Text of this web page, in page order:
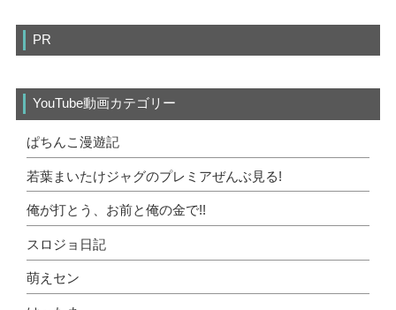
PR
YouTube動画カテゴリー
ぱちんこ漫遊記
若葉まいたけジャグのプレミアぜんぶ見る!
俺が打とう、お前と俺の金で!!
スロジョ日記
萌えセン